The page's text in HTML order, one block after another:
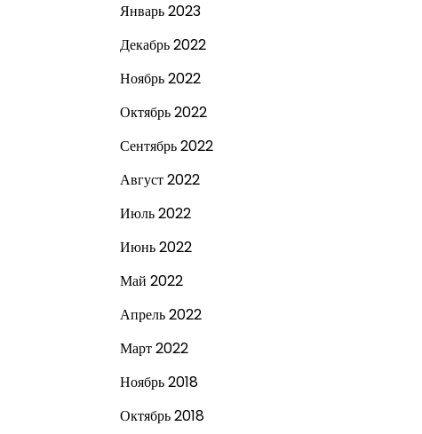
Январь 2023
Декабрь 2022
Ноябрь 2022
Октябрь 2022
Сентябрь 2022
Август 2022
Июль 2022
Июнь 2022
Май 2022
Апрель 2022
Март 2022
Ноябрь 2018
Октябрь 2018